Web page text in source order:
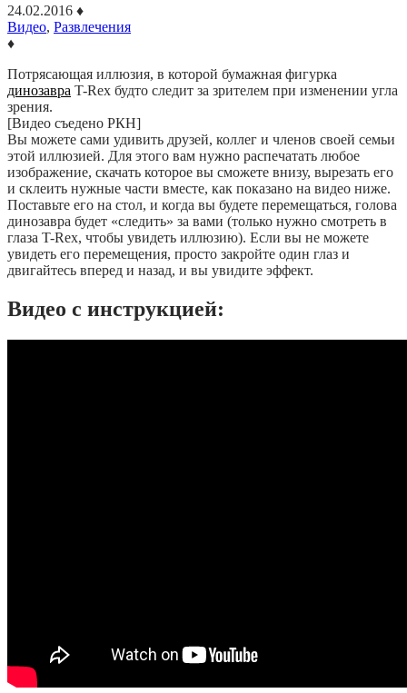
24.02.2016 ♦
Видео, Развлечения
♦
Потрясающая иллюзия, в которой бумажная фигурка
динозавра T-Rex будто следит за зрителем при изменении угла
зрения.
[Видео съедено РКН]
Вы можете сами удивить друзей, коллег и членов своей семьи
этой иллюзией. Для этого вам нужно распечатать любое
изображение, скачать которое вы сможете внизу, вырезать его
и склеить нужные части вместе, как показано на видео ниже.
Поставьте его на стол, и когда вы будете перемещаться, голова
динозавра будет «следить» за вами (только нужно смотреть в
глаза T-Rex, чтобы увидеть иллюзию). Если вы не можете
увидеть его перемещения, просто закройте один глаз и
двигайтесь вперед и назад, и вы увидите эффект.
Видео с инструкцией: